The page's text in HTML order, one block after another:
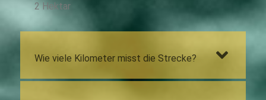
2 Hektar
Wie viele Kilometer misst die Strecke?